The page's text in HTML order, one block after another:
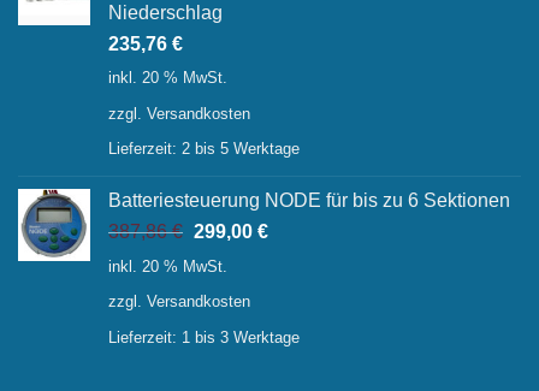
Niederschlag
235,76 €
inkl. 20 % MwSt.
zzgl. Versandkosten
Lieferzeit: 2 bis 5 Werktage
Batteriesteuerung NODE für bis zu 6 Sektionen
387,86€ Ursprünglicher
Preis
387,86 €
299,00 €Aktueller
inkl. 20 % MwSt.
zzgl. Versandkosten
Lieferzeit: 1 bis 3 Werktage